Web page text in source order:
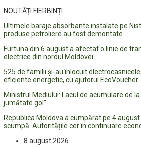
NOUTĂȚI FIERBINȚI
Ultimele baraje absorbante instalate pe
produse petroliere au fost demontate
Furtuna din 6 august a afectat o linie de
electrice din nordul Moldovei
525 de familii și-au înlocuit
eficiente energetic, cu ajutorul EcoVoucher
Ministrul Mediului: Lacul de acumulare de
jumătate gol”
Republica Moldova a cumpărat pe 4
scumpă. Autoritățile cer în continuare
8 august 2026